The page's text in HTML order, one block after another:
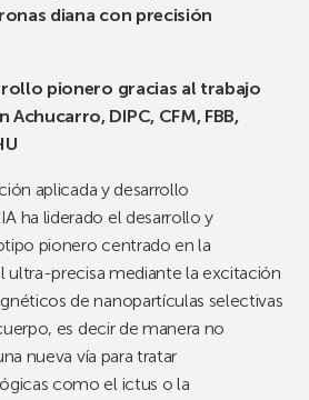
diana con precisión
pionero gracias al trabajo
DIPC, CFM, FBB,
aplicada y desarrollo
ha liderado el desarrollo y
pionero centrado en la
ultra-precisa mediante la excitación
de nanopartículas selectivas
es decir de manera no
nueva vía para tratar
como el ictus o la